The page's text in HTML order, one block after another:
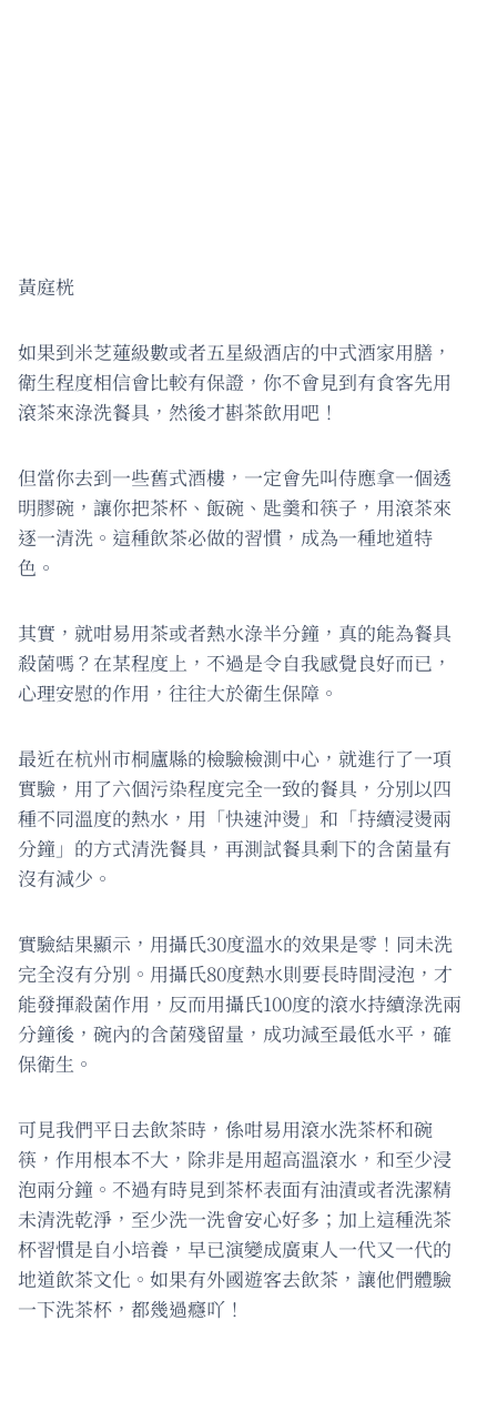
黃庭桄
如果到米芝蓮級數或者五星級酒店的中式酒家用膳，
衛生程度相信會比較有保證，你不會見到有食客先用
滾茶來淥洗餐具，然後才斟茶飲用吧！
但當你去到一些舊式酒樓，一定會先叫侍應拿一個透
明膠碗，讓你把茶杯、飯碗、匙羹和筷子，用滾茶來
逐一清洗。這種飲茶必做的習慣，成為一種地道特
色。
其實，就咁易用茶或者熱水淥半分鐘，真的能為餐具
殺菌嗎？在某程度上，不過是令自我感覺良好而已，
心理安慰的作用，往往大於衛生保障。
最近在杭州市桐廬縣的檢驗檢測中心，就進行了一項
實驗，用了六個污染程度完全一致的餐具，分別以四
種不同溫度的熱水，用「快速沖燙」和「持續浸燙兩
分鐘」的方式清洗餐具，再測試餐具剩下的含菌量有
沒有減少。
實驗結果顯示，用攝氏30度溫水的效果是零！同未洗
完全沒有分別。用攝氏80度熱水則要長時間浸泡，才
能發揮殺菌作用，反而用攝氏100度的滾水持續淥洗兩
分鐘後，碗內的含菌殘留量，成功減至最低水平，確
保衛生。
可見我們平日去飲茶時，係咁易用滾水洗茶杯和碗
筷，作用根本不大，除非是用超高溫滾水，和至少浸
泡兩分鐘。不過有時見到茶杯表面有油漬或者洗潔精
未清洗乾淨，至少洗一洗會安心好多；加上這種洗茶
杯習慣是自小培養，早已演變成廣東人一代又一代的
地道飲茶文化。如果有外國遊客去飲茶，讓他們體驗
一下洗茶杯，都幾過癮吖！